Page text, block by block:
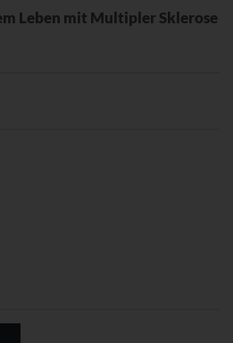
Leben mit Multipler Sklerose